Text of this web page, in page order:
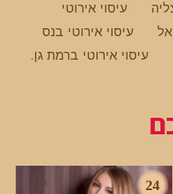
עיסוי אירוטי
עיסוי אירוטי בנס
עיסוי אירוטי ברמת גן.
24